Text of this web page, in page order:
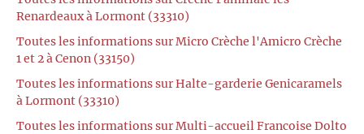
Renardeaux à Lormont (33310)
Toutes les informations sur Micro Crèche l'Amicro Crèche
1 et 2 à Cenon (33150)
Toutes les informations sur Halte-garderie Genicaramels
à Lormont (33310)
Toutes les informations sur Multi-accueil Francoise Dolto